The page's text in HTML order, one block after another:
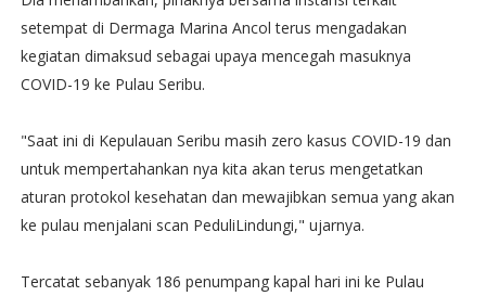
setempat di Dermaga Marina Ancol terus mengadakan
kegiatan dimaksud sebagai upaya mencegah masuknya
COVID-19 ke Pulau Seribu.
"Saat ini di Kepulauan Seribu masih zero kasus COVID-19 dan
untuk mempertahankan nya kita akan terus mengetatkan
aturan protokol kesehatan dan mewajibkan semua yang akan
ke pulau menjalani scan PeduliLindungi," ujarnya.
Tercatat sebanyak 186 penumpang kapal hari ini ke Pulau